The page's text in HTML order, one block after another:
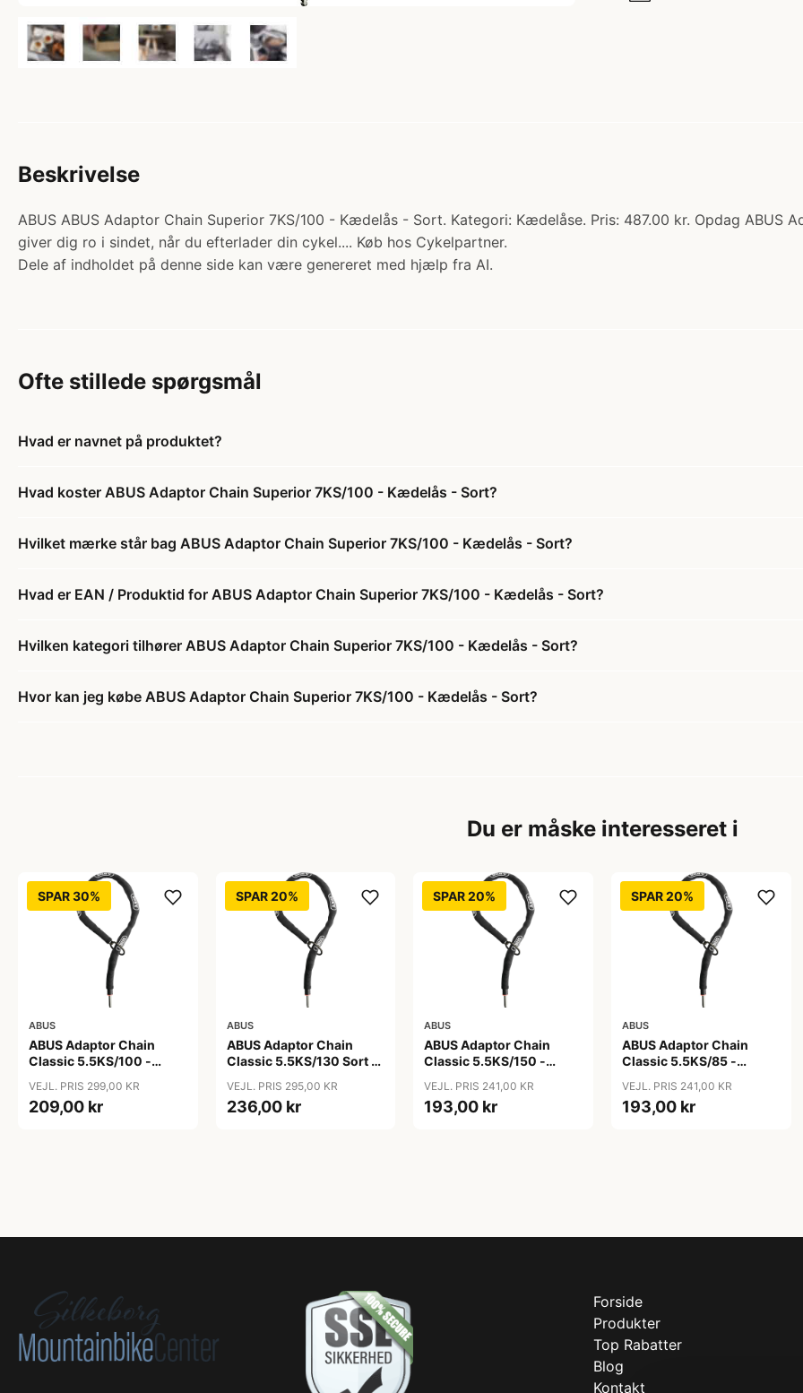
Beskrivelse
ABUS ABUS Adaptor Chain Superior 7KS/100 - Kædelås - Sort. Kategori: Kædelåse. Pris: 487.00 kr. Opdag ABUS
giver dig ro i sindet, når du efterlader din cykel.... Køb hos Cykelpartner.
Dele af indholdet på denne side kan være genereret med hjælp fra AI.
Ofte stillede spørgsmål
Hvad er navnet på produktet?
Hvad koster ABUS Adaptor Chain Superior 7KS/100 - Kædelås - Sort?
Hvilket mærke står bag ABUS Adaptor Chain Superior 7KS/100 - Kædelås - Sort?
Hvad er EAN / Produktid for ABUS Adaptor Chain Superior 7KS/100 - Kædelås - Sort?
Hvilken kategori tilhører ABUS Adaptor Chain Superior 7KS/100 - Kædelås - Sort?
Hvor kan jeg købe ABUS Adaptor Chain Superior 7KS/100 - Kædelås - Sort?
Du er måske interesseret i
SPAR 30%
ABUS
ABUS Adaptor Chain
Classic 5.5KS/100 -
VEJL. PRIS 299,00 KR
209,00 kr
SPAR 20%
ABUS
ABUS Adaptor Chain
Classic 5.5KS/130 Sort -
VEJL. PRIS 295,00 KR
236,00 kr
SPAR 20%
ABUS
ABUS Adaptor Chain
Classic 5.5KS/150 -
VEJL. PRIS 241,00 KR
193,00 kr
SPAR 20%
ABUS
ABUS Adaptor Chain
Classic 5.5KS/85 -
VEJL. PRIS 241,00 KR
193,00 kr
Forside
Produkter
Top Rabatter
Blog
Kontakt